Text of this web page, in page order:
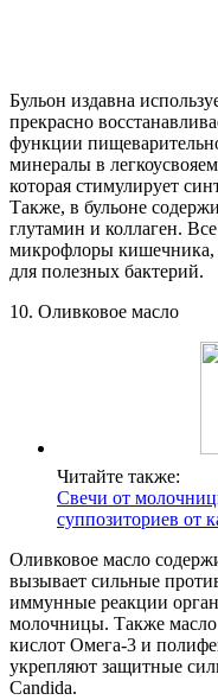
Бульон издавна
прекрасно
функции
минералы в
которая стимулирует
Также, в бульоне
глутамин и коллаген.
микрофлоры кишечника,
для полезных бактерий.
10. Оливковое масло
Читайте также:
Свечи от
суппозиториев от
Оливковое масло
вызывает сильные
иммунные реакции
молочницы. Также
кислот Омега-3 и
укрепляют защитные
Candida.